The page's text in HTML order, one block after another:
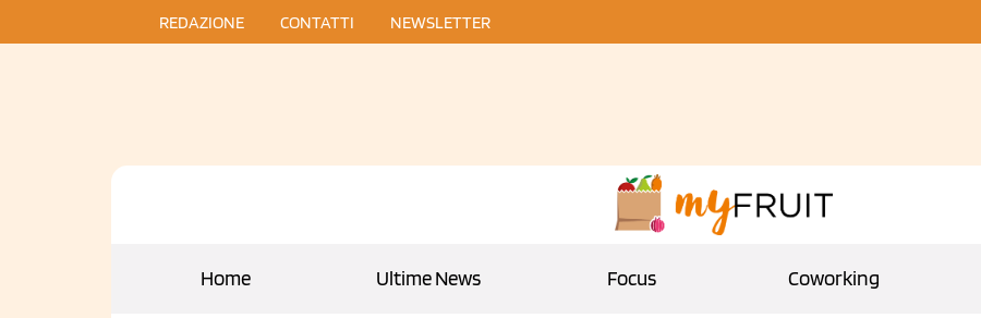
REDAZIONE CONTATTI NEWSLETTER
Home Ultime News Focus Coworking